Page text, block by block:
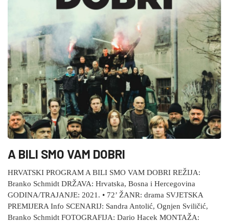
A BILI SMO VAM DOBRI
HRVATSKI PROGRAM A BILI SMO VAM DOBRI REŽIJA:
Branko Schmidt DRŽAVA: Hrvatska, Bosna i Hercegovina
GODINA/TRAJANJE: 2021. • 72’ ŽANR: drama SVJETSKA
PREMIJERA Info SCENARIJ: Sandra Antolić, Ognjen Sviličić,
Branko Schmidt FOTOGRAFIJA: Dario Hacek MONTAŽA: